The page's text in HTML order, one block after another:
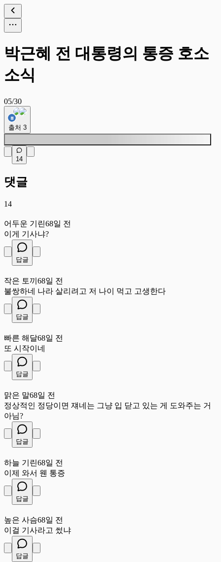
박근혜 전 대통령의 통증 호소
소식
05/30
출처 3
14
댓글
14
어두운 기린68일 전
이게 기사냐?
답글
작은 토끼 68일 전
불쌍하네 나라 살리려고 저 나이 먹고 고생한다
답글
빠른 해달68일 전
또 시작이네
답글
맑은 말68일 전
정상적인 정당이면 쟤네는 그냥 입 닫고 있는 게 도와주는 거
아님?
답글
하늘 기린68일 전
이제 와서 웬 통증
답글
높은 사슴68일 전
이걸 기사라고 썼냐
답글